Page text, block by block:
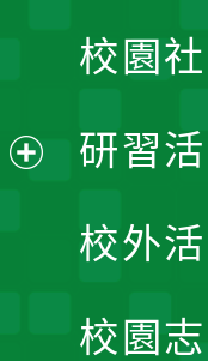
校園
研習
校外
校園